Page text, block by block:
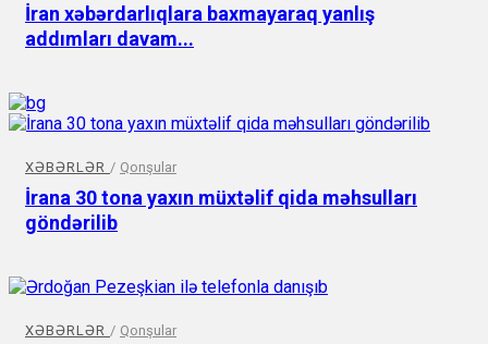
İran xəbərdarlıqlara baxmayaraq yanlış
addımları davam...
XƏBƏRLƏR / Qonşular
İrana 30 tona yaxın müxtəlif qida məhsulları
göndərilib
XƏBƏRLƏR / Qonşular